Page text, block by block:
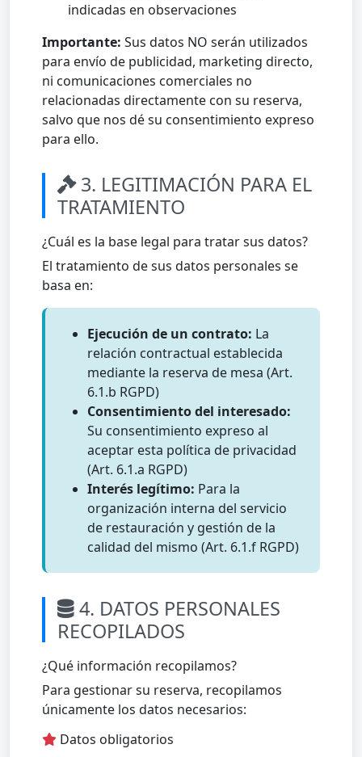
indicadas en observaciones
Importante: Sus datos NO serán utilizados
para envío de publicidad, marketing directo,
ni comunicaciones comerciales no
relacionadas directamente con su reserva,
salvo que nos dé su consentimiento expreso
para ello.
3. LEGITIMACIÓN PARA EL
TRATAMIENTO
¿Cuál es la base legal para tratar sus datos?
El tratamiento de sus datos personales se
basa en:
Ejecución de un contrato: La
relación contractual establecida
mediante la reserva de mesa (Art.
6.1.b RGPD)
Consentimiento del interesado:
Su consentimiento expreso al
aceptar esta política de privacidad
(Art. 6.1.a RGPD)
Interés legítimo: Para la
organización interna del servicio
de restauración y gestión de la
calidad del mismo (Art. 6.1.f RGPD)
4. DATOS PERSONALES
RECOPILADOS
¿Qué información recopilamos?
Para gestionar su reserva, recopilamos
únicamente los datos necesarios:
Datos obligatorios